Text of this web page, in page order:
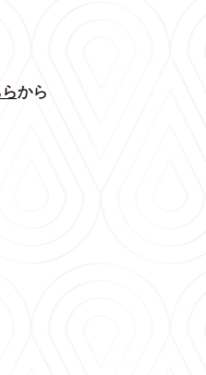
から